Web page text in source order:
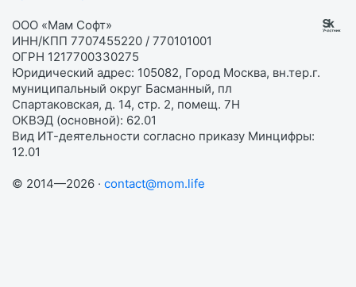
ООО «Мам Софт»
ИНН/КПП 7707455220 / 770101001
ОГРН 1217700330275
Юридический адрес: 105082, Город Москва, вн.тер.г.
муниципальный округ Басманный, пл
Спартаковская, д. 14, стр. 2, помещ. 7Н
ОКВЭД (основной): 62.01
Вид ИТ-деятельности согласно приказу Минцифры:
12.01
© 2014—2026 · contact@mom.life